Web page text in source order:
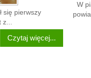
się pierwszy
z...
Czytaj więcej...
W